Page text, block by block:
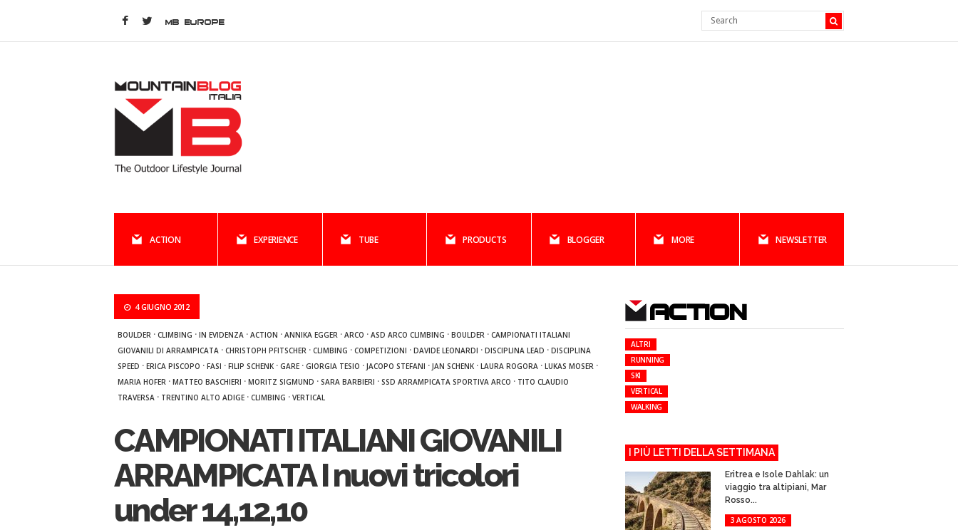
MB EUROPE
ACTION EXPERIENCE TUBE PRODUCTS BLOGGER MORE NEWSLETTER
4 GIUGNO 2012
BOULDER · CLIMBING · IN EVIDENZA · ACTION · ANNIKA EGGER · ARCO · ASD ARCO CLIMBING · BOULDER · CAMPIONATI ITALIANI
GIOVANILI DI ARRAMPICATA · CHRISTOPH PFITSCHER · CLIMBING · COMPETIZIONI · DAVIDE LEONARDI · DISCIPLINA LEAD · DISCIPLINA
SPEED · ERICA PISCOPO · FASI · FILIP SCHENK · GARE · GIORGIA TESIO · JACOPO STEFANI · JAN SCHENK · LAURA ROGORA · LUKAS MOSER ·
MARIA HOFER · MATTEO BASCHIERI · MORITZ SIGMUND · SARA BARBIERI · SSD ARRAMPICATA SPORTIVA ARCO · TITO CLAUDIO
TRAVERSA · TRENTINO ALTO ADIGE · CLIMBING · VERTICAL
CAMPIONATI ITALIANI GIOVANILI
ARRAMPICATA I nuovi tricolori
under 14,12,10
ACTION
ALTRI
RUNNING
SKI
VERTICAL
WALKING
I PIÙ LETTI DELLA SETTIMANA
Eritrea e Isole Dahlak: un
viaggio tra altipiani, Mar
Rosso...
3 AGOSTO 2026